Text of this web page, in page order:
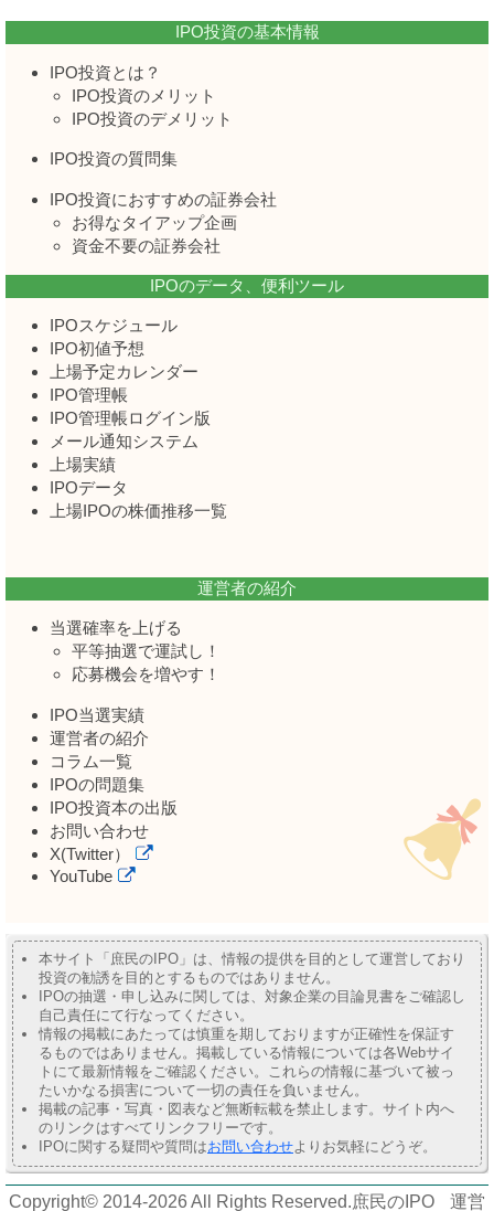
IPO投資の基本情報
IPO投資とは？
IPO投資のメリット
IPO投資のデメリット
IPO投資の質問集
IPO投資におすすめの証券会社
お得なタイアップ企画
資金不要の証券会社
IPOのデータ、便利ツール
IPOスケジュール
IPO初値予想
上場予定カレンダー
IPO管理帳
IPO管理帳ログイン版
メール通知システム
上場実績
IPOデータ
上場IPOの株価推移一覧
運営者の紹介
当選確率を上げる
平等抽選で運試し！
応募機会を増やす！
IPO当選実績
運営者の紹介
コラム一覧
IPOの問題集
IPO投資本の出版
お問い合わせ
X(Twitter）
YouTube
本サイト「庶民のIPO」は、情報の提供を目的として運営しており
投資の勧誘を目的とするものではありません。
IPOの抽選・申し込みに関しては、対象企業の目論見書をご確認し
自己責任にて行なってください。
情報の掲載にあたっては慎重を期しておりますが正確性を保証す
るものではありません。掲載している情報については各Webサイ
トにて最新情報をご確認ください。これらの情報に基づいて被っ
たいかなる損害について一切の責任を負いません。
掲載の記事・写真・図表など無断転載を禁止します。サイト内へ
のリンクはすべてリンクフリーです。
IPOに関する疑問や質問はお問い合わせよりお気軽にどうぞ。
Copyright© 2014-2026 All Rights Reserved.庶民のIPO 運営